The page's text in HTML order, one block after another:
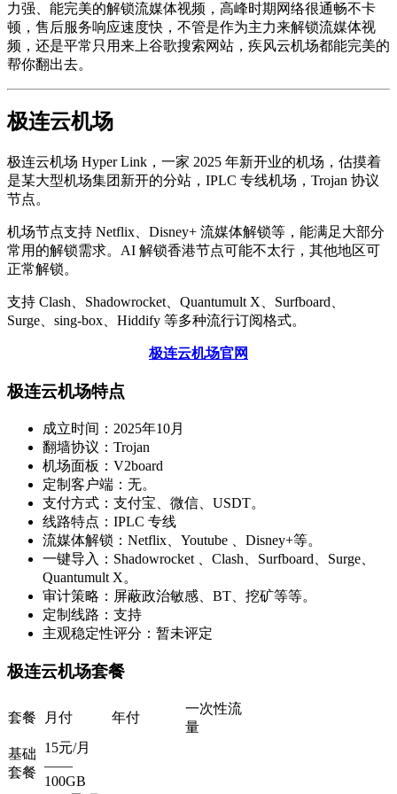
力强、能完美的解锁流媒体视频，高峰时期网络很通畅不卡
顿，售后服务响应速度快，不管是作为主力来解锁流媒体视
频，还是平常只用来上谷歌搜索网站，疾风云机场都能完美的
帮你翻出去。
极连云机场
极连云机场 Hyper Link，一家 2025 年新开业的机场，估摸着
是某大型机场集团新开的分站，IPLC 专线机场，Trojan 协议
节点。
机场节点支持 Netflix、Disney+ 流媒体解锁等，能满足大部分
常用的解锁需求。AI 解锁香港节点可能不太行，其他地区可
正常解锁。
支持 Clash、Shadowrocket、Quantumult X、Surfboard、
Surge、sing-box、Hiddify 等多种流行订阅格式。
极连云机场官网
极连云机场特点
成立时间：2025年10月
翻墙协议：Trojan
机场面板：V2board
定制客户端：无。
支付方式：支付宝、微信、USDT。
线路特点：IPLC 专线
流媒体解锁：Netflix、Youtube 、Disney+等。
一键导入：Shadowrocket 、Clash、Surfboard、Surge、
Quantumult X。
审计策略：屏蔽政治敏感、BT、挖矿等等。
定制线路：支持
主观稳定性评分：暂未评定
极连云机场套餐
套餐 月付 年付
一次性流
量
基础
套餐
15元/月
——
100GB